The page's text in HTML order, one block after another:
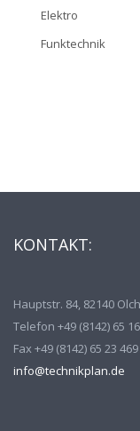
Elektro
Funktechnik
KONTAKT:
Hauptstr. 84, 82140
Telefon +49 (8142) 65
Fax +49 (8142) 65 23 469
info@technikplan.de